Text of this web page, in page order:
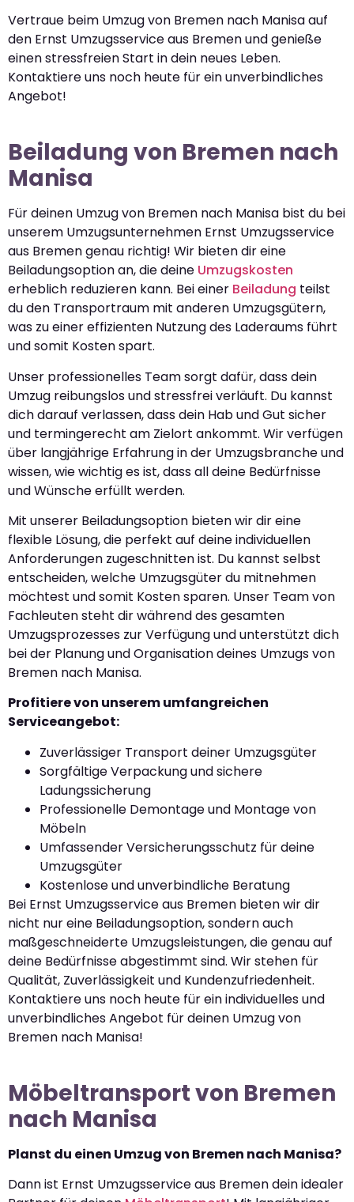
Vertraue beim Umzug von Bremen nach Manisa auf
den Ernst Umzugsservice aus Bremen und genieße
einen stressfreien Start in dein neues Leben.
Kontaktiere uns noch heute für ein unverbindliches
Angebot!
Beiladung von Bremen nach
Manisa
Für deinen Umzug von Bremen nach Manisa bist du bei
unserem Umzugsunternehmen Ernst Umzugsservice
aus Bremen genau richtig! Wir bieten dir eine
Beiladungsoption an, die deine Umzugskosten
erheblich reduzieren kann. Bei einer Beiladung teilst
du den Transportraum mit anderen Umzugsgütern,
was zu einer effizienten Nutzung des Laderaums führt
und somit Kosten spart.
Unser professionelles Team sorgt dafür, dass dein
Umzug reibungslos und stressfrei verläuft. Du kannst
dich darauf verlassen, dass dein Hab und Gut sicher
und termingerecht am Zielort ankommt. Wir verfügen
über langjährige Erfahrung in der Umzugsbranche und
wissen, wie wichtig es ist, dass all deine Bedürfnisse
und Wünsche erfüllt werden.
Mit unserer Beiladungsoption bieten wir dir eine
flexible Lösung, die perfekt auf deine individuellen
Anforderungen zugeschnitten ist. Du kannst selbst
entscheiden, welche Umzugsgüter du mitnehmen
möchtest und somit Kosten sparen. Unser Team von
Fachleuten steht dir während des gesamten
Umzugsprozesses zur Verfügung und unterstützt dich
bei der Planung und Organisation deines Umzugs von
Bremen nach Manisa.
Profitiere von unserem umfangreichen
Serviceangebot:
Zuverlässiger Transport deiner Umzugsgüter
Sorgfältige Verpackung und sichere
Ladungssicherung
Professionelle Demontage und Montage von
Möbeln
Umfassender Versicherungsschutz für deine
Umzugsgüter
Kostenlose und unverbindliche Beratung
Bei Ernst Umzugsservice aus Bremen bieten wir dir
nicht nur eine Beiladungsoption, sondern auch
maßgeschneiderte Umzugsleistungen, die genau auf
deine Bedürfnisse abgestimmt sind. Wir stehen für
Qualität, Zuverlässigkeit und Kundenzufriedenheit.
Kontaktiere uns noch heute für ein individuelles und
unverbindliches Angebot für deinen Umzug von
Bremen nach Manisa!
Möbeltransport von Bremen
nach Manisa
Planst du einen Umzug von Bremen nach Manisa?
Dann ist Ernst Umzugsservice aus Bremen dein idealer